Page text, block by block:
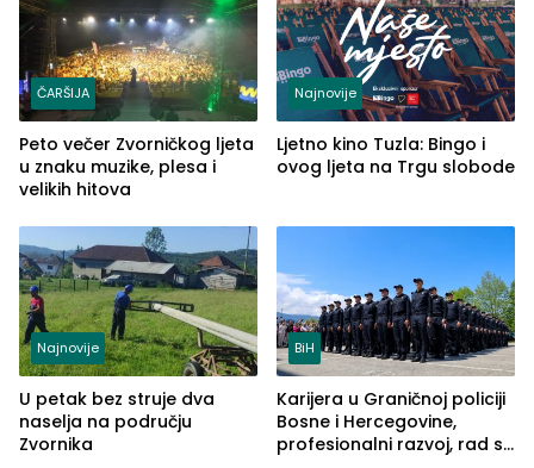
ČARŠIJA
Peto večer Zvorničkog ljeta
u znaku muzike, plesa i
velikih hitova
Najnovije
Ljetno kino Tuzla: Bingo i
ovog ljeta na Trgu slobode
Najnovije
U petak bez struje dva
naselja na području
Zvornika
BiH
Karijera u Graničnoj policiji
Bosne i Hercegovine,
profesionalni razvoj, rad sa